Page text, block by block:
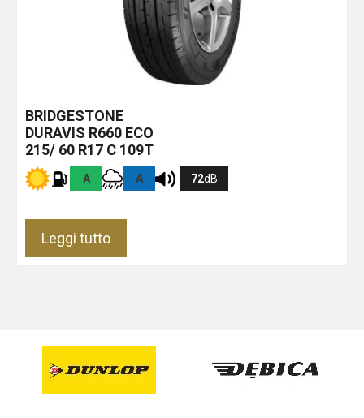
BRIDGESTONE
DURAVIS R660 ECO
215/ 60 R17 C 109T
A A 72dB
Leggi tutto